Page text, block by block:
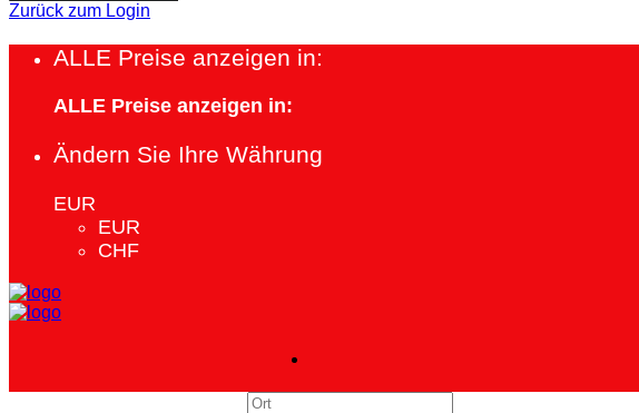
Zurück zum Login
ALLE Preise anzeigen in:
ALLE Preise anzeigen in:
Ändern Sie Ihre Währung
EUR
EUR
CHF